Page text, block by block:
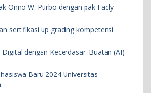
Onno W. Purbo dengan pak Fadly
sertifikasi up grading kompetensi
Digital dengan Kecerdasan Buatan (AI)
Baru 2024 Universitas